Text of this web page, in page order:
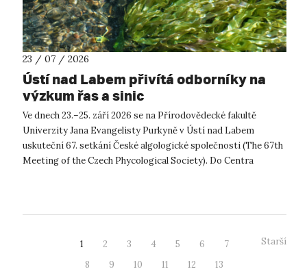
23 / 07 / 2026
Ústí nad Labem přivítá odborníky na
výzkum řas a sinic
Ve dnech 23.–25. září 2026 se na Přírodovědecké fakultě
Univerzity Jana Evangelisty Purkyně v Ústí nad Labem
uskuteční 67. setkání České algologické společnosti (The 67th
Meeting of the Czech Phycological Society). Do Centra
1 2 3 4 5 6
7
8
9 10 11 12
13
Starší